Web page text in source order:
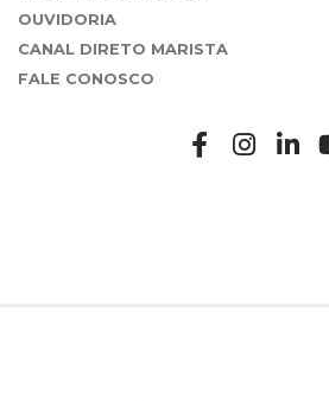
OUVIDORIA
CANAL DIRETO MARISTA
FALE CONOSCO